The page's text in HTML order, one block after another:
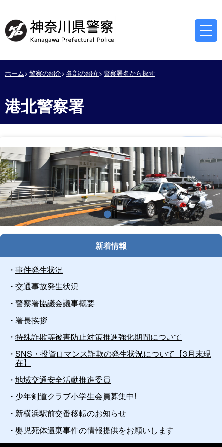
ホーム 警察の紹介 各部の紹介 警察署名から探す
港北警察署
停
止
新着情報
事件発生状況
交通事故発生状況
警察署協議会議事概要
署長挨拶
特殊詐欺等被害防止対策推進強化期間について
SNS・投資ロマンス詐欺の発生状況について【3月末現
在】
地域交通安全活動推進委員
少年剣道クラブ小学生会員募集中!
新横浜駅前交番移転のお知らせ
嬰児死体遺棄事件の情報提供をお願いします